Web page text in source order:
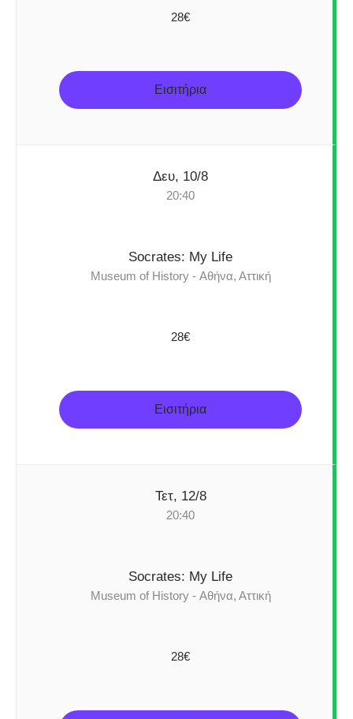
28€
Εισιτήρια
Δευ, 10/8
20:40
Socrates: My Life
Museum of History - Αθήνα, Αττική
28€
Εισιτήρια
Τετ, 12/8
20:40
Socrates: My Life
Museum of History - Αθήνα, Αττική
28€